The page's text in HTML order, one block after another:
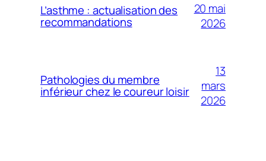
L’asthme : actualisation des
recommandations
20 mai
2026
Pathologies du membre
inférieur chez le coureur loisir
13
mars
2026